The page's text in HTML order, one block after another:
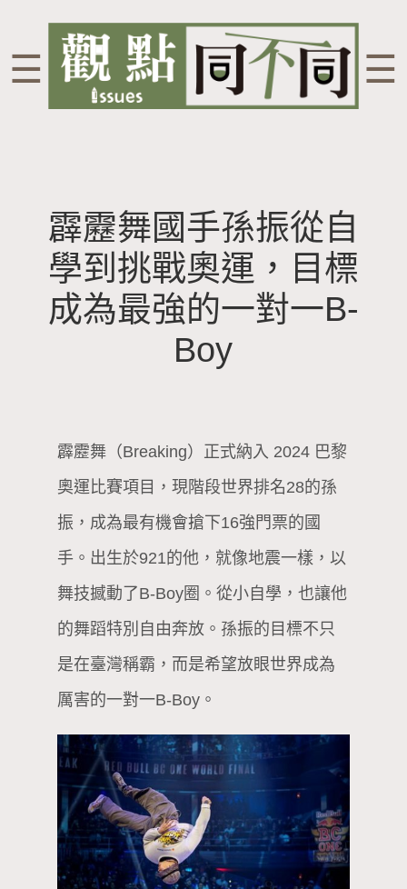
☰ ☰
霹靂舞國手孫振從自
學到挑戰奧運，目標
成為最強的一對一B-
Boy
霹靂舞（Breaking）正式納入 2024 巴黎
奧運比賽項目，現階段世界排名28的孫
振，成為最有機會搶下16強門票的國
手。出生於921的他，就像地震一樣，以
舞技撼動了B-Boy圈。從小自學，也讓他
的舞蹈特別自由奔放。孫振的目標不只
是在臺灣稱霸，而是希望放眼世界成為
厲害的一對一B-Boy。